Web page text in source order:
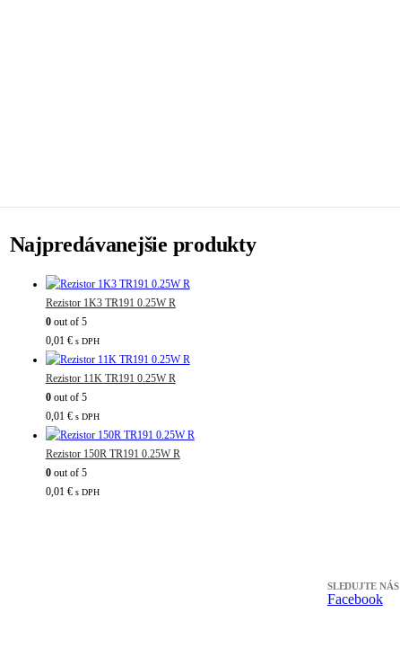
Najpredávanejšie produkty
Rezistor 1K3 TR191 0.25W R
0out of 5
0,01 € s DPH
Rezistor 11K TR191 0.25W R
0out of 5
0,01 € s DPH
Rezistor 150R TR191 0.25W R
0out of 5
0,01 € s DPH
SLEDUJTE NÁS
Facebook